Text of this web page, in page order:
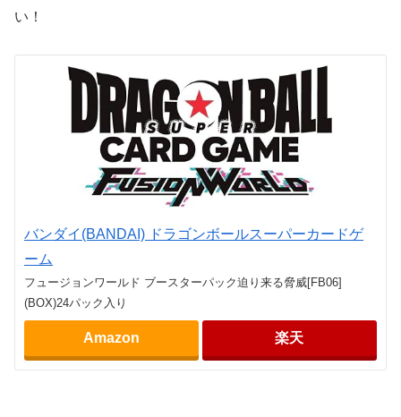
い！
バンダイ(BANDAI) ドラゴンボールスーパーカードゲ
ーム
フュージョンワールド ブースターパック迫り来る脅威[FB06]
(BOX)24パック入り
Amazon 楽天